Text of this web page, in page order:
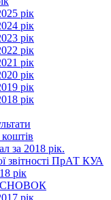
рік
рік
рік
рік
рік
рік
рік
рік
за 2018 рік.
звітності ПрАТ КУА
рік
рік